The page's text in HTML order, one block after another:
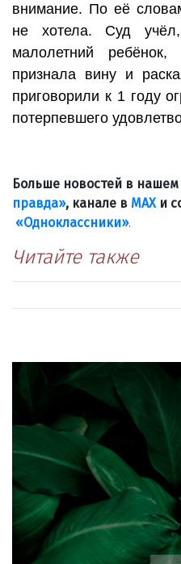
внимание. По её
не хотела. Суд
малолетний
признала вину и
приговорили к 1 году
потерпевшего
Больше новостей в
правда», канале в МАХи
«Одноклассники».
Читайте также